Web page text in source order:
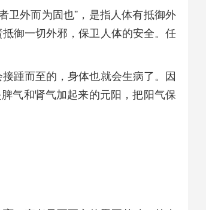
外而为固也”，是指人体有抵御外
御一切外邪，保卫人体的安全。任
踵而至的，身体也就会生病了。因
气和肾气加起来的元阳，把阳气保